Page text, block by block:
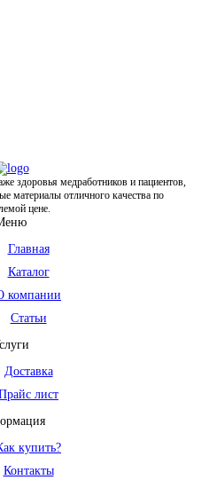
здоровья медработников и пациентов,
материалы отличного качества по
цене.
Главная
Каталог
компании
Статьи
Доставка
лист
купить?
Контакты